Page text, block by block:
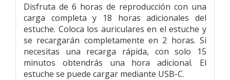
Disfruta de 6 horas de reproducción con una
carga completa y 18 horas adicionales del
estuche. Coloca los auriculares en el estuche y
se recargarán completamente en 2 horas. Si
necesitas una recarga rápida, con solo 15
minutos obtendrás una hora adicional. El
estuche se puede cargar mediante USB-C.